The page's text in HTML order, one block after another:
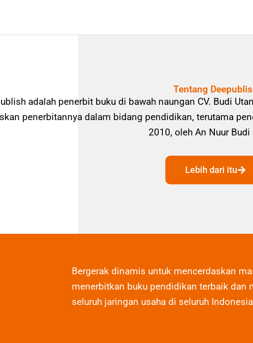
Tentang
adalah penerbit buku di bawah naungan CV. Budi
penerbitannya dalam bidang pendidikan, terutama
2010, oleh An Nuur Budi
Lebih dari itu
Bergerak dinamis untuk mencerdaskan
menerbitkan buku pendidikan terbaik dan
seluruh jaringan usaha di seluruh Indonesia